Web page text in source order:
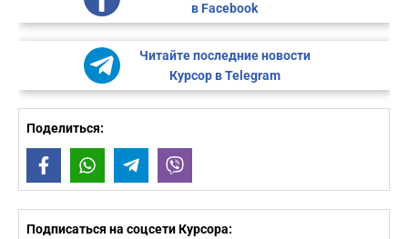
в Facebook
Читайте последние новости
Курсор в Telegram
Поделиться:
FacebookWhatsAppTelegram
Подписаться на соцсети Курсора: